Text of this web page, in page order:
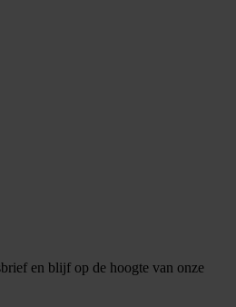
en blijf op de hoogte van onze